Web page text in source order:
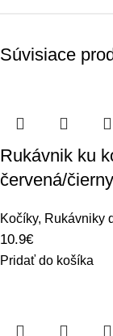
Súvisiace
Rukávnik ku
červená/čierny
Kočíky, Rukávniky
10.9€
Pridať do košíka